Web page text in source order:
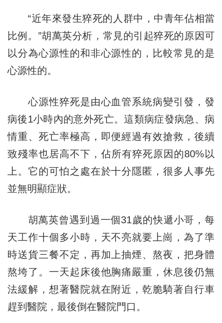
“近年來發生猝死的人群中，中青年佔相當
比例。”胡萬英分析，常見的引起猝死的原因可
以分為心源性的和非心源性的，比較常見的是
心源性的。
心源性猝死是由心血管系統病變引發，發
病後1小時內的意外死亡。這類病症發病急、病
情重、死亡率極高，即便經過有效搶救，後續
致殘率也居高不下，佔所有猝死原因的80%以
上。它的可怕之處在於十分隱匿，很多人事先
並無明顯症狀。
胡萬英曾遇到過一個31歲的快遞小哥，每
天工作十個多小時，天不亮就要上崗，為了準
時送貨三餐不定，再加上抽煙、熬夜，把身體
熬垮了。一天起床後他胸痛嚴重，休息後仍無
法緩解，想著醫院就在附近，乾脆騎著自行車
趕到醫院，最後倒在醫院門口。